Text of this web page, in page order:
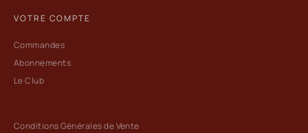
VOTRE COMPTE
Commandes
Abonnements
Le Club
Conditions Générales de Vente